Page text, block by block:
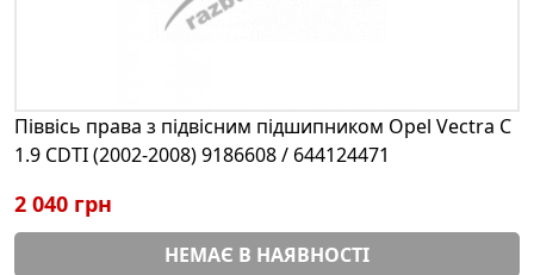
Піввісь права з підвісним підшипником Opel Vectra C
1.9 CDTI (2002-2008) 9186608 / 644124471
2 040 грн
НЕМАЄ В НАЯВНОСТІ